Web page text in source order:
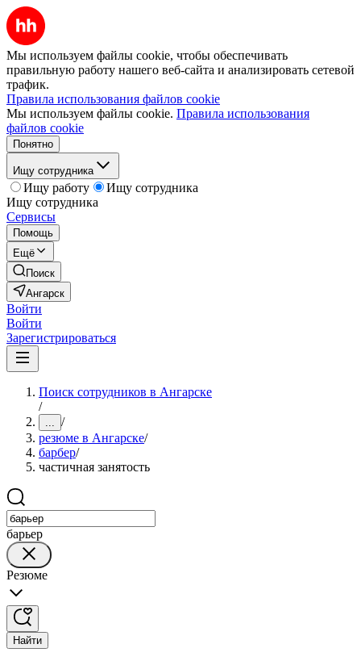
Мы используем файлы cookie, чтобы обеспечивать
правильную работу нашего веб-сайта и анализировать сетевой
трафик.
Правила использования файлов cookie
Мы используем файлы cookie. Правила использования
файлов cookie
Понятно
Ищу сотрудника
Ищу работу
Ищу сотрудника
Ищу сотрудника
Сервисы
Помощь
Ещё
Поиск
Ангарск
Войти
Войти
Зарегистрироваться
Поиск сотрудников в Ангарске
/
... /
резюме в Ангарске/
барбер/
частичная занятость
барьер
Резюме
Найти